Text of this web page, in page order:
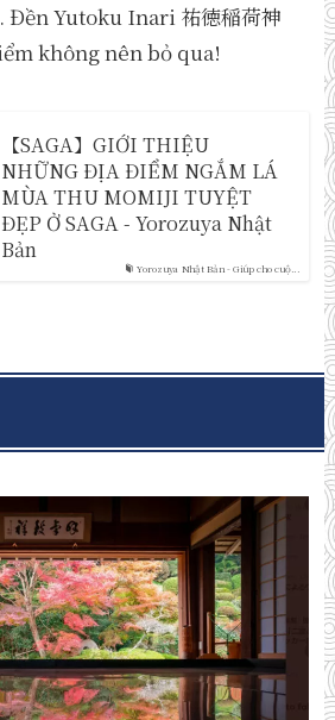
Đền Yutoku Inari 祐徳稲荷神
không nên bỏ qua!
Yorozuya Nhật Bản - Giúp cho cuộ...
【SAGA】GIỚI THIỆU
NHỮNG ĐỊA ĐIỂM NGẮM LÁ
MÙA THU MOMIJI TUYỆT
ĐẸP Ở SAGA - Yorozuya Nhật
Bản